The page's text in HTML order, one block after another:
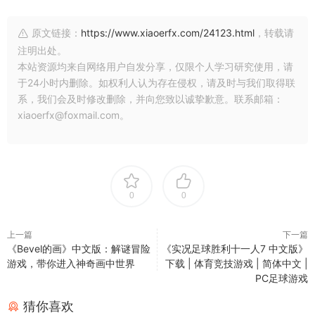
原文链接： https://www.xiaoerfx.com/24123.html ，转载请
注明出处。
本站资源均来自网络用户自发分享，仅限个人学习研究使用，请
于24小时内删除。如权利人认为存在侵权，请及时与我们取得联
系，我们会及时修改删除，并向您致以诚挚歉意。联系邮箱：
xiaoerfx@foxmail.com。
0 0
上一篇
《Bevel的画》中文版：解谜冒险
游戏，带你进入神奇画中世界
下一篇
《实况足球胜利十一人7 中文版》
下载 | 体育竞技游戏 | 简体中文 |
PC足球游戏
猜你喜欢